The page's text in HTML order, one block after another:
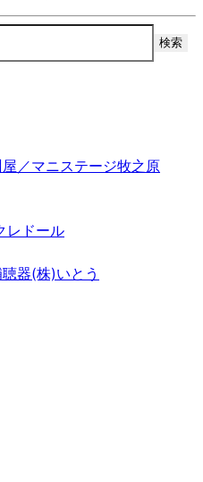
／マニステージ牧之原
レドール
器(株)いとう